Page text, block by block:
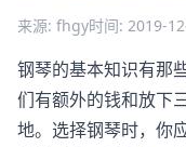
来源: fhgy时间: 2019-
钢琴的基本知识有那
们有额外的钱和放下
地。选择钢琴时，你